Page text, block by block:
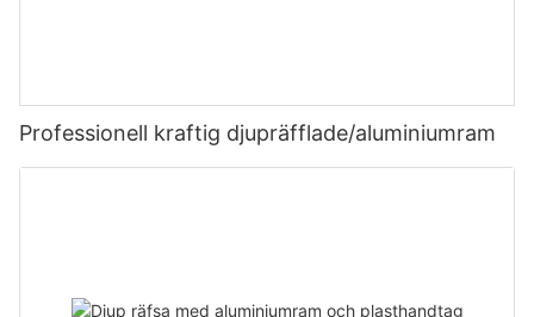
Professionell kraftig djupräfflade/aluminiumram